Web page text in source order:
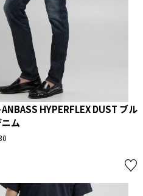
HYPERFLEX DUST ブル
ム